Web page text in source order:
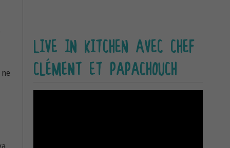
LIVE IN KITCHEN AVEC CHEF
CLÉMENT ET PAPACHOUCH